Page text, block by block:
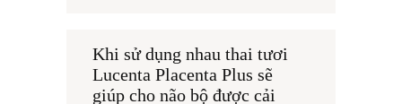
Khi sử dụng nhau thai tươi
Lucenta Placenta Plus sẽ
giúp cho não bộ được cải